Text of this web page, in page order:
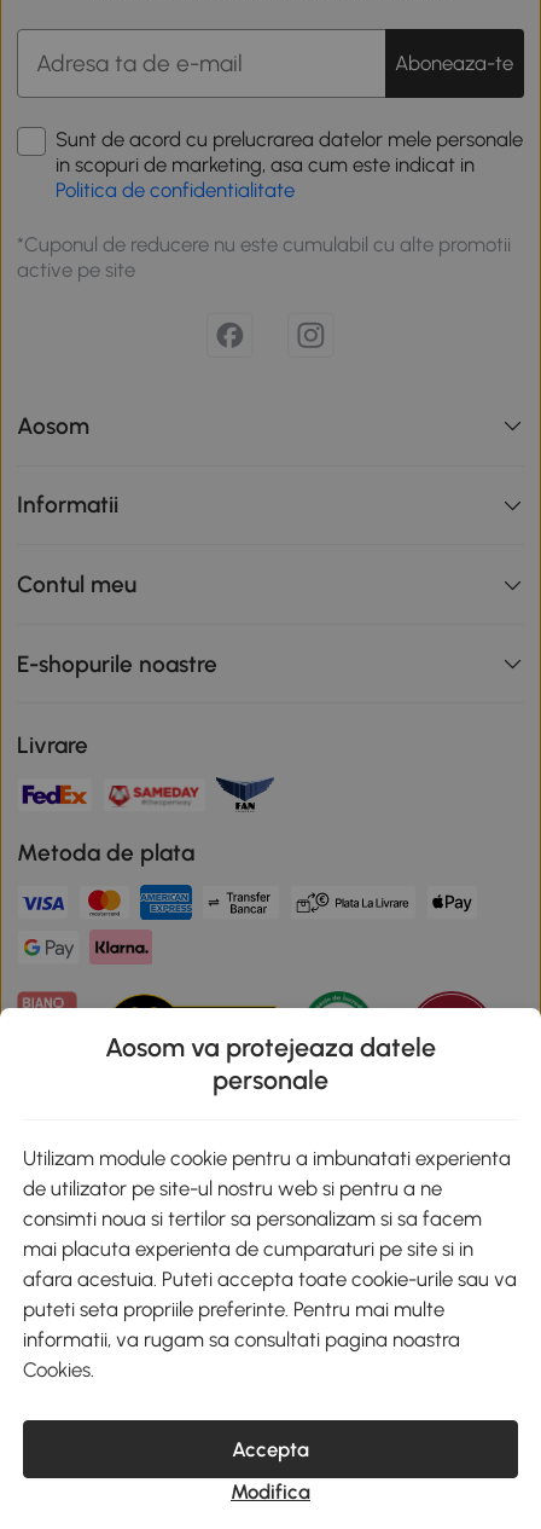
Aboneaza-te
Sunt de acord cu prelucrarea datelor mele personale
in scopuri de marketing, asa cum este indicat in
Politica de confidentialitate
*Cuponul de reducere nu este cumulabil cu alte promotii
active pe site
Aosom
Informatii
Contul meu
E-shopurile noastre
Livrare
Metoda de plata
Descarca aplicatia Aosom
Google Play
+40 312294730 clienti@aosom.ro
Romania, Bucureşti Sectorul 2, Str. Barbu Paris Mumuleanu, Nr. 30-
CUI: 49266464
COD CAEN: 4755
Reg. Com. J2023023738408
Capital Social 200
Aosom va protejeaza datele
personale
Utilizam module cookie pentru a imbunatati experienta
de utilizator pe site-ul nostru web si pentru a ne
consimti noua si tertilor sa personalizam si sa facem
mai placuta experienta de cumparaturi pe site si in
afara acestuia. Puteti accepta toate cookie-urile sau va
puteti seta propriile preferinte. Pentru mai multe
informatii, va rugam sa consultati pagina noastra
Cookies.
Accepta
Modifica